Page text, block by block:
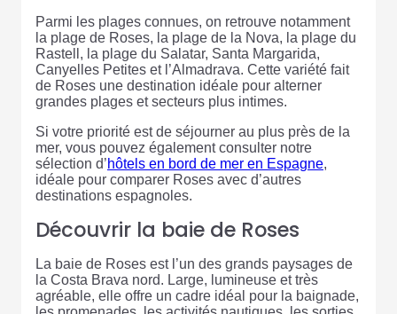
Parmi les plages connues, on retrouve notamment
la plage de Roses, la plage de la Nova, la plage du
Rastell, la plage du Salatar, Santa Margarida,
Canyelles Petites et l’Almadrava. Cette variété fait
de Roses une destination idéale pour alterner
grandes plages et secteurs plus intimes.
Si votre priorité est de séjourner au plus près de la
mer, vous pouvez également consulter notre
sélection d’hôtels en bord de mer en Espagne,
idéale pour comparer Roses avec d’autres
destinations espagnoles.
Découvrir la baie de Roses
La baie de Roses est l’un des grands paysages de
la Costa Brava nord. Large, lumineuse et très
agréable, elle offre un cadre idéal pour la baignade,